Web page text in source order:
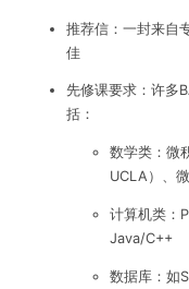
推荐信：一封来自
佳
先修课要求：许多
括：
数学类：微
UCLA）、
计算机类：
Java/C++
数据库：如